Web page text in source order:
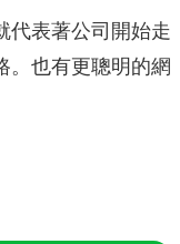
代表著公司開始走
。也有更聰明的網